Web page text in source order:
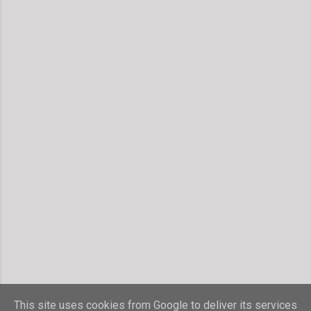
This site uses cookies from Google to deliver its services